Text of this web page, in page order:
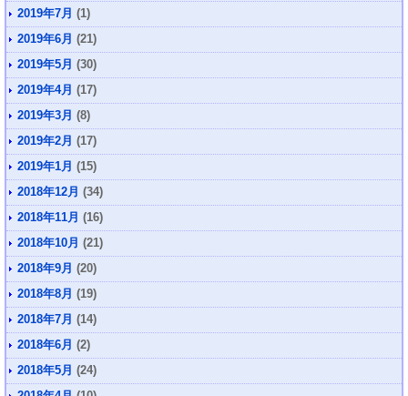
2019年7月 (1)
2019年6月 (21)
2019年5月 (30)
2019年4月 (17)
2019年3月 (8)
2019年2月 (17)
2019年1月 (15)
2018年12月 (34)
2018年11月 (16)
2018年10月 (21)
2018年9月 (20)
2018年8月 (19)
2018年7月 (14)
2018年6月 (2)
2018年5月 (24)